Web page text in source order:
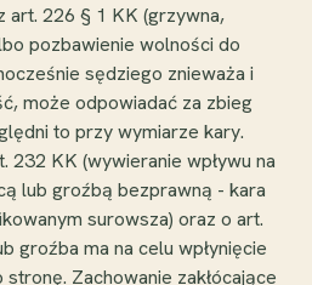
226 § 1 KK (grzywna,
pozbawienie wolności do
sędziego znieważa i
może odpowiadać za zbieg
to przy wymiarze kary.
232 KK (wywieranie wpływu na
lub groźbą bezprawną - kara
surowsza) oraz o art.
groźba ma na celu wpłynięcie
Zachowanie zakłócające